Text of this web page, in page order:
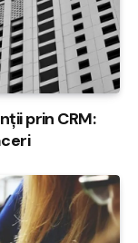
prin CRM: